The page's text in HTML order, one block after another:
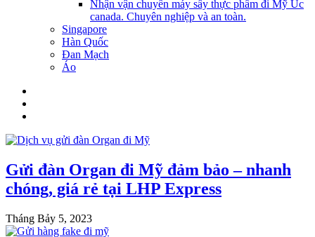
Nhận vận chuyển máy sấy thực phẩm đi Mỹ Úc
canada. Chuyên nghiệp và an toàn.
Singapore
Hàn Quốc
Đan Mạch
Áo
Gửi đàn Organ đi Mỹ đảm bảo – nhanh
chóng, giá rẻ tại LHP Express
Tháng Bảy 5, 2023